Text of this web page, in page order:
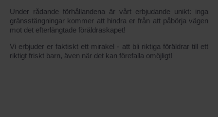
Under rådande förhållandena är vårt erbjudande unikt: inga
gränsstängningar kommer att hindra er från att påbörja vägen
mot det efterlängtade föräldraskapet!
Vi erbjuder er faktiskt ett mirakel - att bli riktiga föräldrar till ett
riktigt friskt barn, även när det kan förefalla omöjligt!